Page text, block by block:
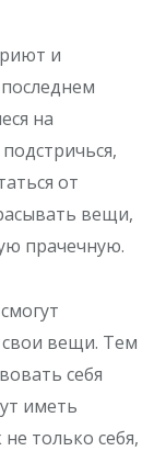
и
на
от
вещи,
прачечную.
вещи. Тем
себя
иметь
только себя,